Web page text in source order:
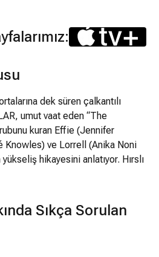
dek süren çalkantılı
umut vaat eden “The
kuran Effie (Jennifer
Knowles) ve Lorrell (Anika Noni
yükseliş hikayesini anlatıyor. Hırslı
Foxx), bir yetenek
Early (Eddie Murphy)’nin
teklif eder. Curtis zamanla
kontrolünü ele alır ve
kızların sonunda kamuoyunda,
Sıkça Sorulan